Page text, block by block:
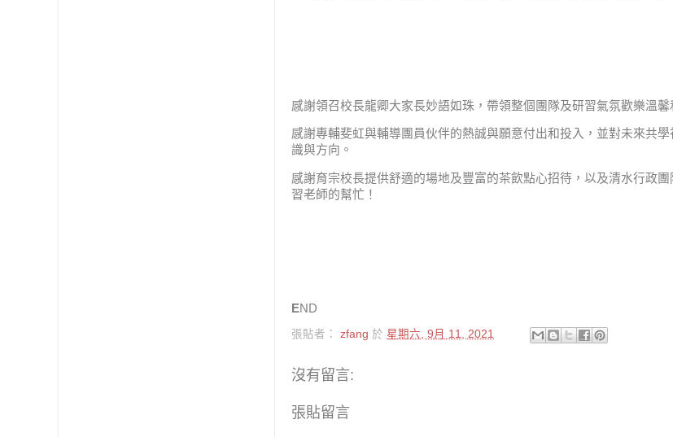
感謝領召校長龍卿大家長妙語如珠，帶領整個團隊及研習氣氛歡樂溫馨
感謝專輔斐虹與輔導團員伙伴的熱誠與願意付出和投入，並對未來共
識與方向。
感謝育宗校長提供舒適的場地及豐富的茶飲點心招待，以及清水行政
習老師的幫忙！
END
張貼者： zfang 於 星期六, 9月 11, 2021
沒有留言:
張貼留言